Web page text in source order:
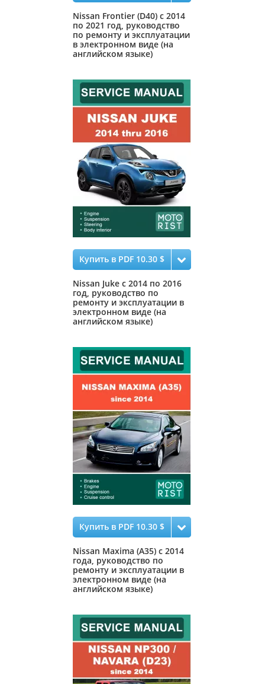
Nissan Frontier (D40) с 2014
по 2021 год, руководство
по ремонту и эксплуатации
в электронном виде (на
английском языке)
Купить в PDF 10.30 $
Nissan Juke с 2014 по 2016
год, руководство по
ремонту и эксплуатации в
электронном виде (на
английском языке)
Купить в PDF 10.30 $
Nissan Maxima (A35) с 2014
года, руководство по
ремонту и эксплуатации в
электронном виде (на
английском языке)